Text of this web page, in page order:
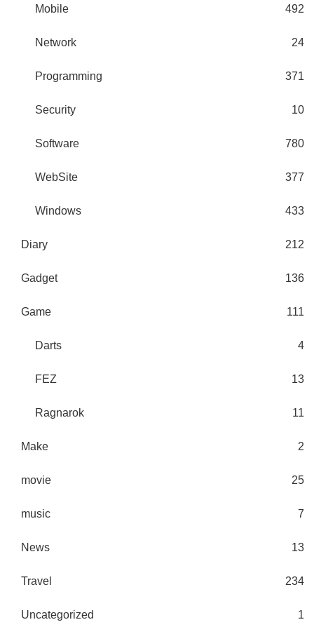
Mobile 492
Network 24
Programming 371
Security 10
Software 780
WebSite 377
Windows 433
Diary 212
Gadget 136
Game 111
Darts 4
FEZ 13
Ragnarok 11
Make 2
movie 25
music 7
News 13
Travel 234
Uncategorized 1